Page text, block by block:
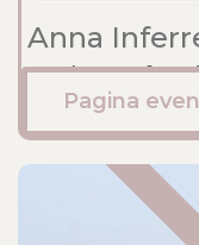
Anna
Sede:
Gennaio 11, 2025
Pagina